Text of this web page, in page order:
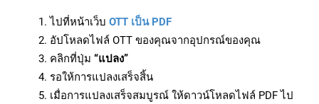
ไปที่หน้าเว็บ OTT เป็น PDF
อัปโหลดไฟล์ OTT ของคุณจากอุปกรณ์ของคุณ
คลิกที่ปุ่ม “แปลง”
รอให้การแปลงเสร็จสิ้น
เมื่อการแปลงเสร็จสมบูรณ์ ให้ดาวน์โหลดไฟล์ PDF ไป